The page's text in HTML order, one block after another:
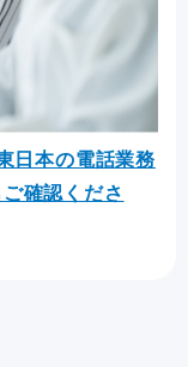
日本の電話業務
確認くださ